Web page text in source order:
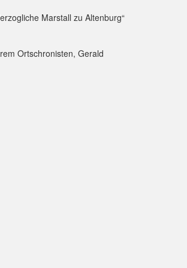
Marstall zu Altenburg“
Ortschronisten, Gerald